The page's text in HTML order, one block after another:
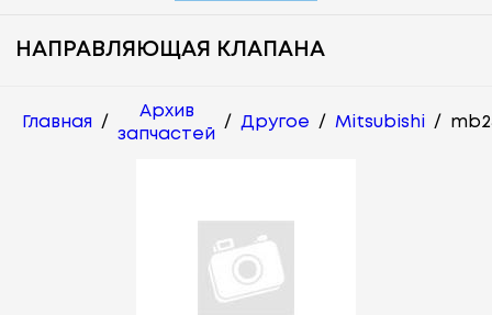
НАПРАВЛЯЮЩАЯ КЛАПАНА
Главная /
Архив
запчастей
/ Другое / Mitsubishi /